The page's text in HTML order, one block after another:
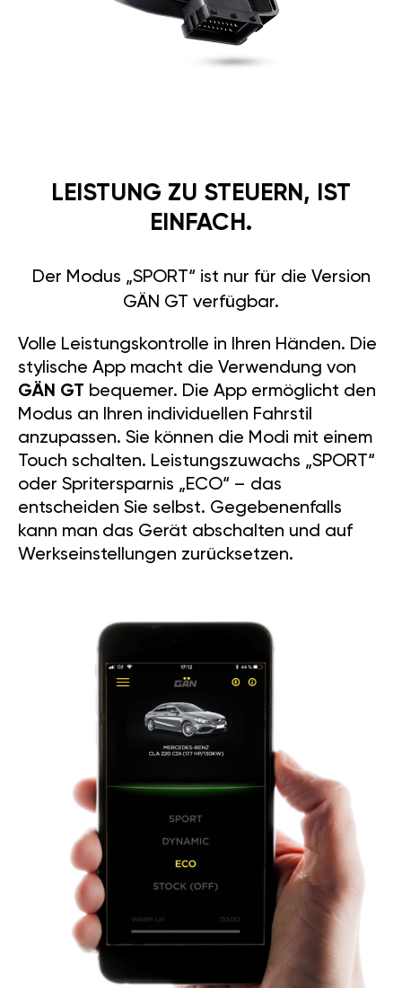
LEISTUNG ZU STEUERN, IST
EINFACH.
Der Modus „SPORT“ ist nur für die Version
GÄN GT verfügbar.
Volle Leistungskontrolle in Ihren Händen. Die
stylische App macht die Verwendung von
GÄN GT bequemer. Die App ermöglicht den
Modus an Ihren individuellen Fahrstil
anzupassen. Sie können die Modi mit einem
Touch schalten. Leistungszuwachs „SPORT“
oder Spritersparnis „ECO“ – das
entscheiden Sie selbst. Gegebenenfalls
kann man das Gerät abschalten und auf
Werkseinstellungen zurücksetzen.